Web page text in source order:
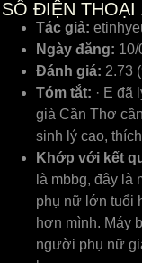
SỐ ĐIỆN THOẠI
Tác giả:
Ngày đăng: 10/
Đánh giá: 2.73
Tóm tắt: · E đã
già Cần Thơ
sinh lý cao,
Khớp với kết
là mbbg, đây là
phụ nữ lớn tuổi
hơn mình. Máy
người phụ nữ